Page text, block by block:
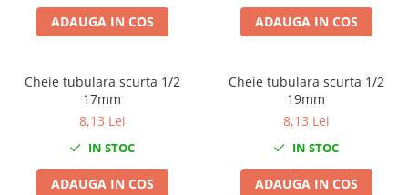
Suzuki
Universale
Volvo
Scule pentru tinichigerie
Scule Pneumatice
Alte scule pneumatice
ADAUGA IN COS ADAUGA IN COS
Cheie tubulara scurta 1/2
17mm
8,13 Lei
IN STOC
ADAUGA IN COS
Cheie tubulara scurta 1/2
19mm
8,13 Lei
IN STOC
ADAUGA IN COS